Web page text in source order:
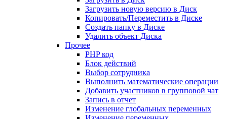
Загрузить новую версию в Диск
Копировать/Переместить в Диске
Создать папку в Диске
Удалить объект Диска
Прочее
PHP код
Блок действий
Выбор сотрудника
Выполнить математические операции
Добавить участников в групповой чат
Запись в отчет
Изменение глобальных переменных